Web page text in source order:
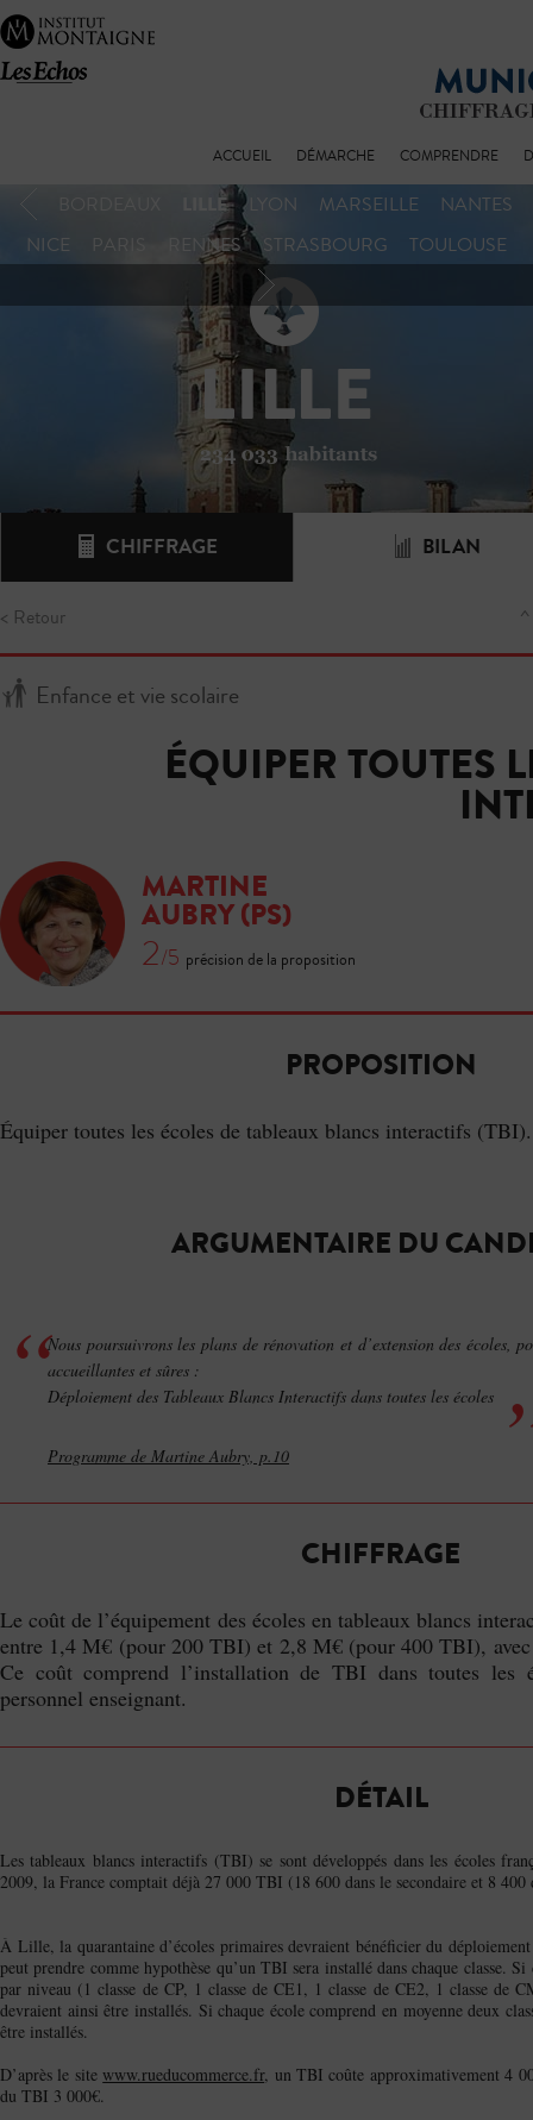
ACCUEIL DÉMARCHE COMPRENDRE
LILLE LYON MARSEILLE
NANTES
NICE
PARIS RENNES STRASBOURG TOULOUSE
CHIFFRAGE BILAN
< Retour
Enfance et vie scolaire
ÉQUIPER TOUTES
MARTINE
AUBRY(PS)
2/5 précision de la proposition
PROPOSITION
Équiper toutes les écoles de tableaux blancs interactifs (TBI).
ARGUMENTAIRE DU
Nous poursuivrons les plans de rénovation et d’extension des écoles,
accueillantes et sûres :
Déploiement des Tableaux Blancs Interactifs dans toutes les écoles
Programme de Martine Aubry, p.10
CHIFFRAGE
Le coût de l’équipement des écoles en tableaux blancs
entre 1,4 M€ (pour 200 TBI) et 2,8 M€ (pour 400 TBI),
Ce coût comprend l’installation de TBI dans toutes les
personnel enseignant.
DÉTAIL
Les tableaux blancs interactifs (TBI) se sont développés dans les écoles
2009, la France comptait déjà 27 000 TBI (18 600 dans le secondaire et 8
À Lille, la quarantaine d’écoles primaires devraient bénéficier du
peut prendre comme hypothèse qu’un TBI sera installé dans chaque classe. Si
par niveau (1 classe de CP, 1 classe de CE1, 1 classe de CE2, 1 classe de
devraient ainsi être installés. Si chaque école comprend en moyenne deux
être installés.
D’après le sitewww.rueducommerce.fr, un TBI coûte approximativement 4
du TBI 3 000€.